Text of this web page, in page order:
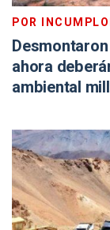
POR
ahora
ambiental